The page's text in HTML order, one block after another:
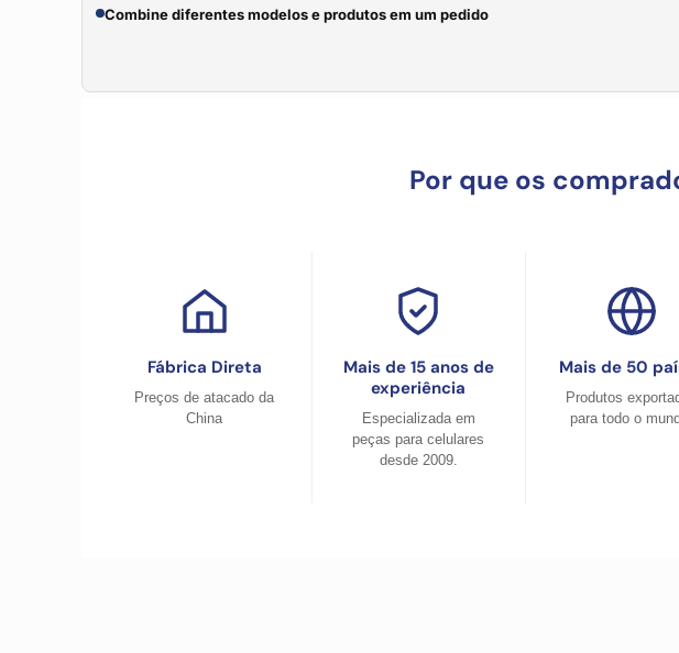
Combine diferentes modelos e produtos em um pedido
Por que os
Fábrica Direta
Preços de atacado da
China
Mais de 15 anos de
experiência
Especializada em
peças para celulares
desde 2009.
Mais de 50
Produtos
para todo o